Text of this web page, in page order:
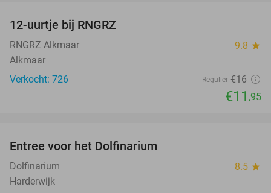
12-uurtje bij RNGRZ
RNGRZ Alkmaar 9.8 star
Alkmaar
Verkocht: 726
Regulier €16
€11 ,95
Entree voor het Dolfinarium
Dolfinarium 8.5 star
Harderwijk